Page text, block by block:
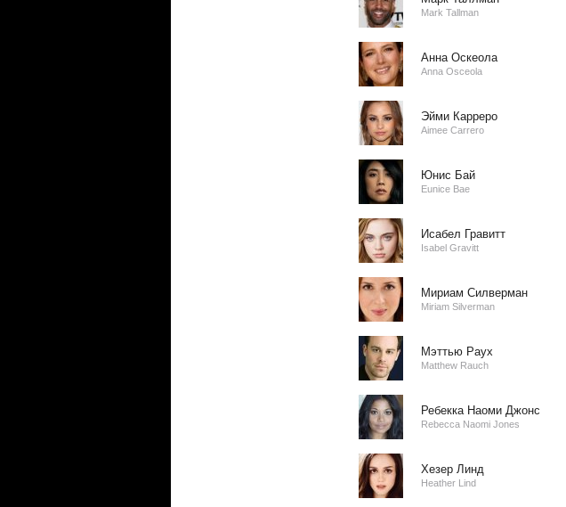
Mark Tallman
Анна Оскеола
Anna Osceola
Эйми Карреро
Aimee Carrero
Юнис Бай
Eunice Bae
Исабел Гравитт
Isabel Gravitt
Мириам Силверман
Miriam Silverman
Мэттью Раух
Matthew Rauch
Ребекка Наоми Джонс
Rebecca Naomi Jones
Хезер Линд
Heather Lind